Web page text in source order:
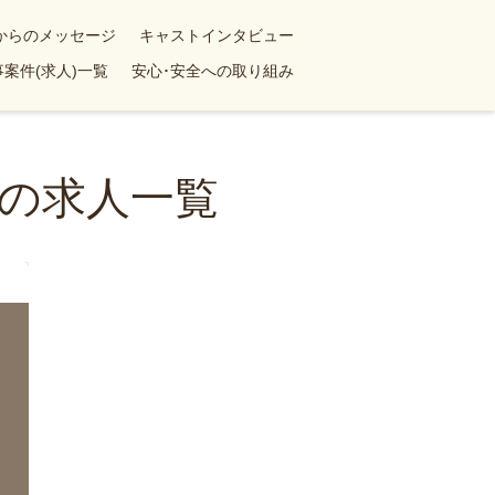
らのメッセージ
キャストインタビュー
案件(求人)一覧
安心･安全への取り組み
求人一覧